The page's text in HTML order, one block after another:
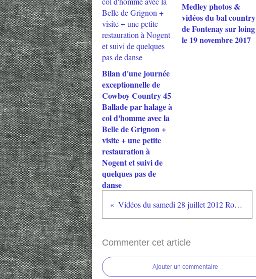
Bilan d'une journée
exceptionnelle de
Cowboy Country 45
Ballade par halage à
col d'homme avec la
Belle de Grignon +
visite + une petite
restauration à
Nogent et suivi de
quelques pas de
danse
Medley photos &
vidéos du bal country
de Fontenay sur loing
le 19 novembre 2017
Vidéos du samedi 28 juillet 2012 Rogny-Les-Sept-Ecluses
Commenter cet article
Ajouter un commentaire